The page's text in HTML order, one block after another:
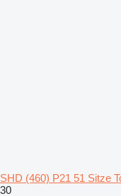
SHD (460) P21 51 Sitze
30